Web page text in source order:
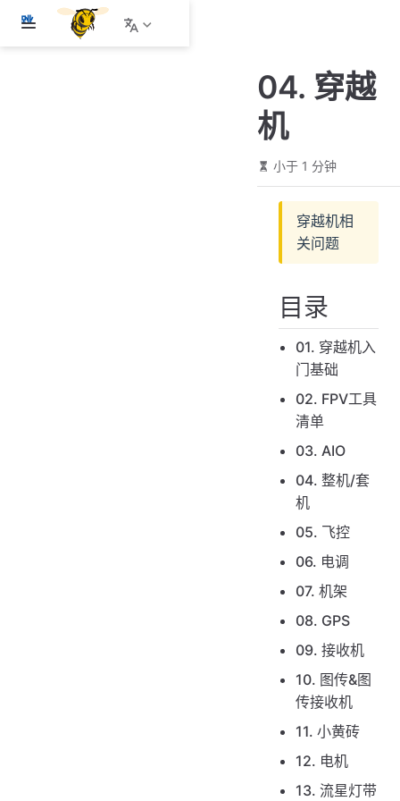
跳
04. 穿越
机
小于 1 分钟
穿越机相
关问题
目录
01. 穿越机入
门基础
02. FPV工具
清单
03. AIO
04. 整机/套
机
05. 飞控
06. 电调
07. 机架
08. GPS
09. 接收机
10. 图传&图
传接收机
11. 小黄砖
12. 电机
13. 流星灯带